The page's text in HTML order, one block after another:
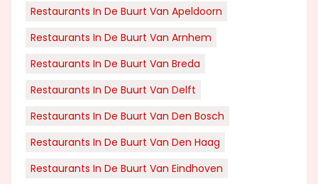
Restaurants In De Buurt Van Apeldoorn
Restaurants In De Buurt Van Arnhem
Restaurants In De Buurt Van Breda
Restaurants In De Buurt Van Delft
Restaurants In De Buurt Van Den Bosch
Restaurants In De Buurt Van Den Haag
Restaurants In De Buurt Van Eindhoven